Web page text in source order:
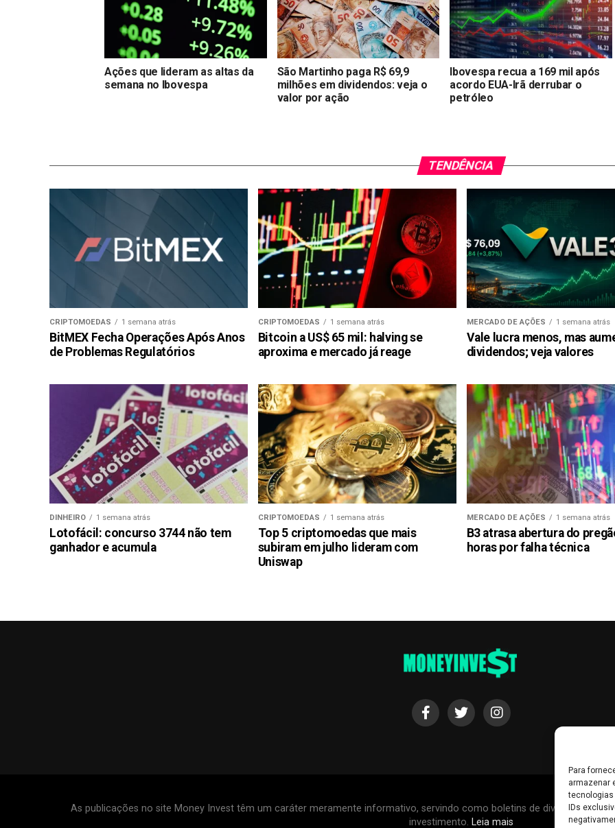
Para
armazenar
tecnologias
IDs
Ações que lideram as altas da
semana no Ibovespa
São Martinho paga R$ 69,9
milhões em dividendos: veja o
valor por ação
Ibovespa recua a 169 mil após
acordo EUA-Irã derrubar o
petróleo
TENDÊNCIA
CRIPTOMOEDAS 1 semana atrás
BitMEX Fecha Operações Após Anos
de Problemas Regulatórios
CRIPTOMOEDAS 1 semana atrás
Bitcoin a US$ 65 mil: halving se
aproxima e mercado já reage
MERCADO DE AÇÕES 1 semana atrás
Vale lucra menos, mas
dividendos; veja valores
DINHEIRO 1 semana atrás
Lotofácil: concurso 3744 não tem
ganhador e acumula
CRIPTOMOEDAS 1 semana atrás
Top 5 criptomoedas que mais
subiram em julho lideram com
Uniswap
MERCADO DE AÇÕES 1 semana atrás
B3 atrasa abertura do
horas por falha técnica
As publicações no site Money Invest têm um caráter meramente informativo, servindo como boletins de divulgação, e
investimento. Leia mais